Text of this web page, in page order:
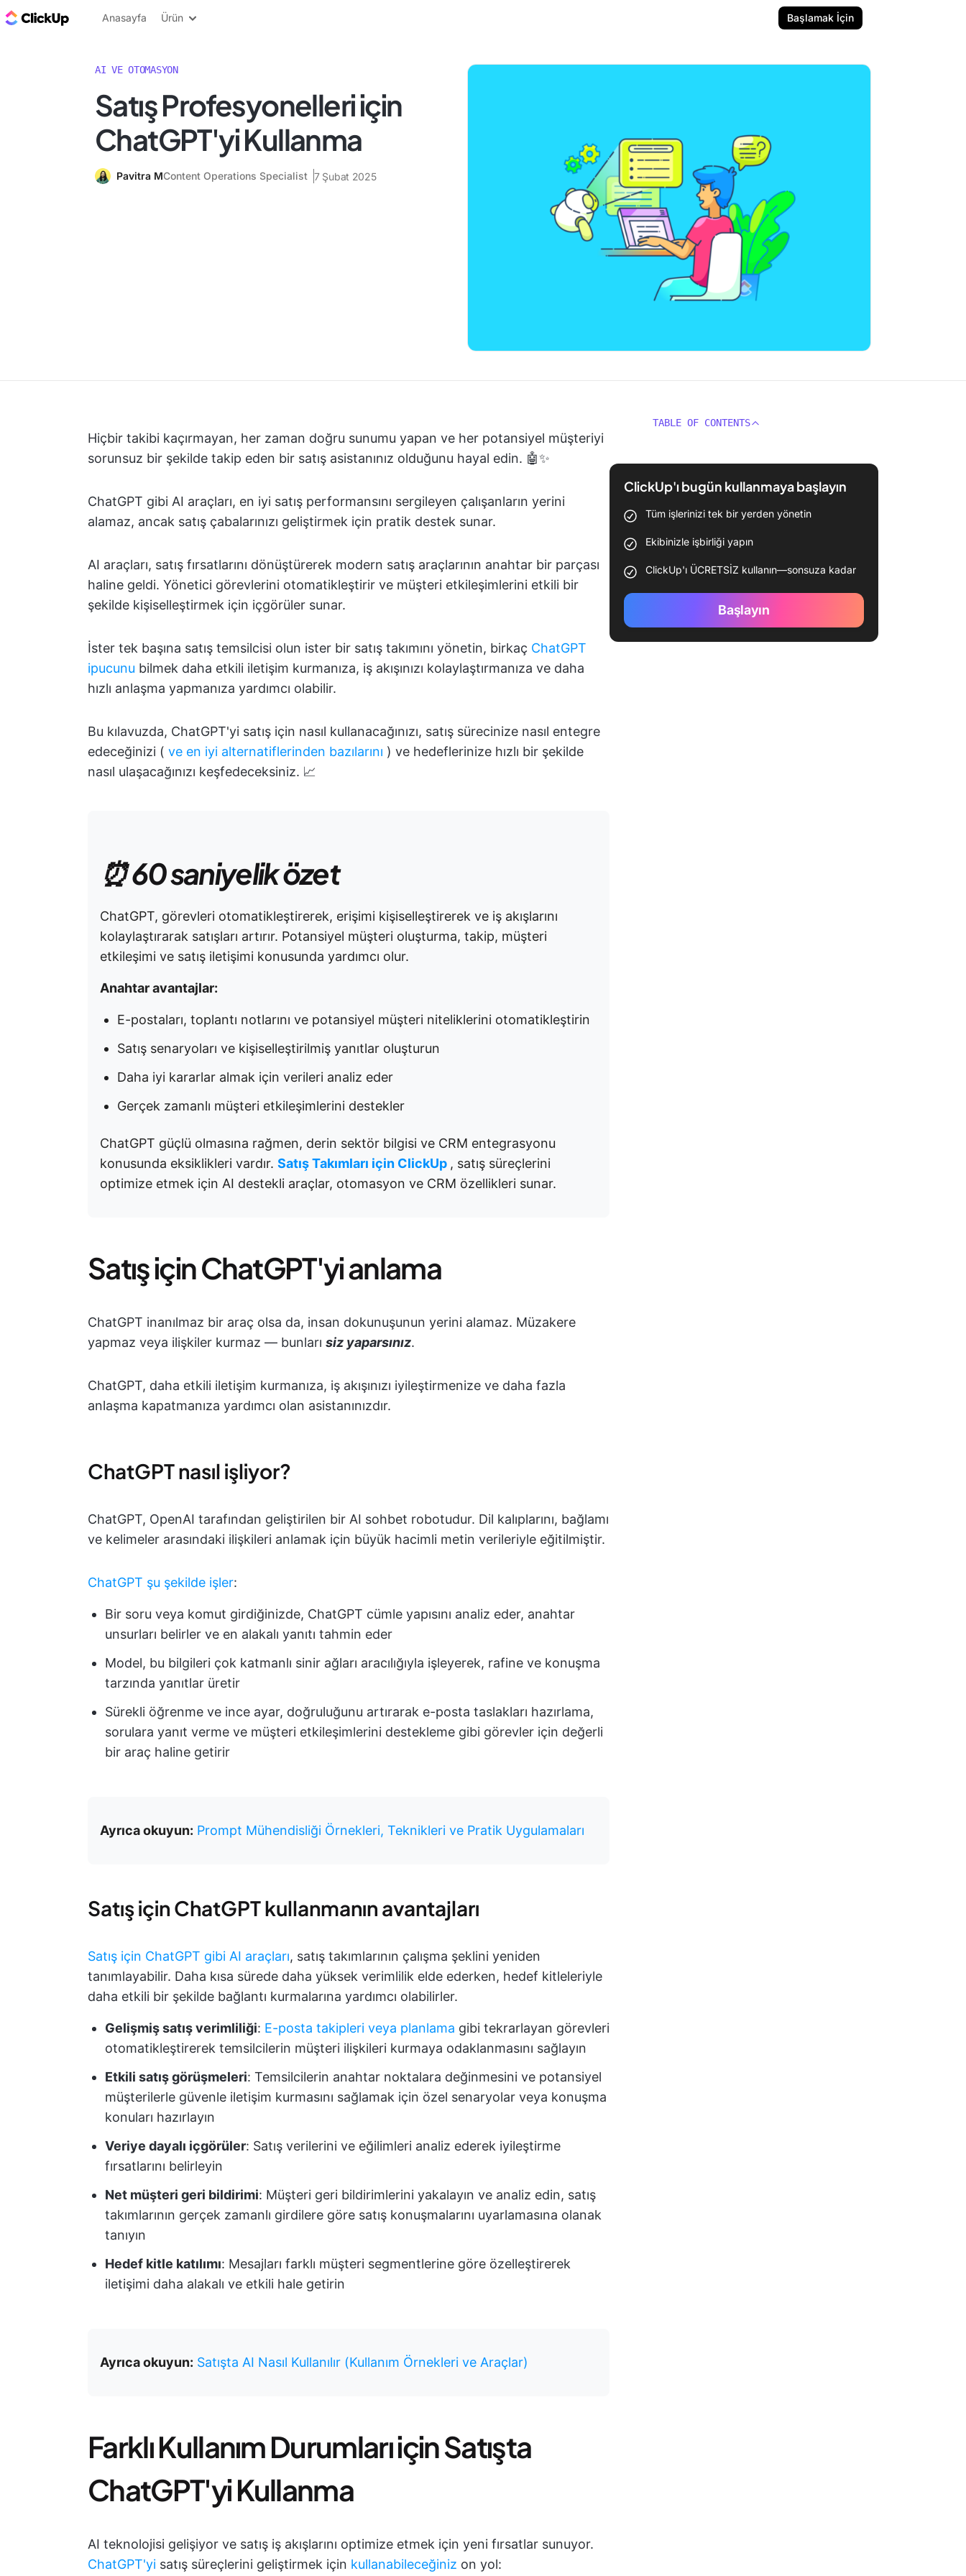
ClickUp Blog
Anasayfa Ürün Başlamak İçin
AI VE OTOMASYON
Satış Profesyonelleri için
ChatGPT'yi Kullanma
Pavitra MContent Operations Specialist 7 Şubat 2025
Hiçbir takibi kaçırmayan, her zaman doğru sunumu yapan ve her potansiyel müşteriyi
sorunsuz bir şekilde takip eden bir satış asistanınız olduğunu hayal edin. 🤖✨
ChatGPT gibi AI araçları, en iyi satış performansını sergileyen çalışanların yerini
alamaz, ancak satış çabalarınızı geliştirmek için pratik destek sunar.
AI araçları, satış fırsatlarını dönüştürerek modern satış araçlarının anahtar bir parçası
haline geldi. Yönetici görevlerini otomatikleştirir ve müşteri etkileşimlerini etkili bir
şekilde kişiselleştirmek için içgörüler sunar.
İster tek başına satış temsilcisi olun ister bir satış takımını yönetin, birkaç ChatGPT
ipucunu bilmek daha etkili iletişim kurmanıza, iş akışınızı kolaylaştırmanıza ve daha
hızlı anlaşma yapmanıza yardımcı olabilir.
Bu kılavuzda, ChatGPT'yi satış için nasıl kullanacağınızı, satış sürecinize nasıl entegre
edeceğinizi ( ve en iyi alternatiflerinden bazılarını ) ve hedeflerinize hızlı bir şekilde
nasıl ulaşacağınızı keşfedeceksiniz. 📈
⏰ 60 saniyelik özet
ChatGPT, görevleri otomatikleştirerek, erişimi kişiselleştirerek ve iş akışlarını
kolaylaştırarak satışları artırır. Potansiyel müşteri oluşturma, takip, müşteri
etkileşimi ve satış iletişimi konusunda yardımcı olur.
Anahtar avantajlar:
E-postaları, toplantı notlarını ve potansiyel müşteri niteliklerini otomatikleştirin
Satış senaryoları ve kişiselleştirilmiş yanıtlar oluşturun
Daha iyi kararlar almak için verileri analiz eder
Gerçek zamanlı müşteri etkileşimlerini destekler
ChatGPT güçlü olmasına rağmen, derin sektör bilgisi ve CRM entegrasyonu
konusunda eksiklikleri vardır. Satış Takımları için ClickUp , satış süreçlerini
optimize etmek için AI destekli araçlar, otomasyon ve CRM özellikleri sunar.
Satış için ChatGPT'yi anlama
ChatGPT inanılmaz bir araç olsa da, insan dokunuşunun yerini alamaz. Müzakere
yapmaz veya ilişkiler kurmaz — bunları siz yaparsınız.
ChatGPT, daha etkili iletişim kurmanıza, iş akışınızı iyileştirmenize ve daha fazla
anlaşma kapatmanıza yardımcı olan asistanınızdır.
ChatGPT nasıl işliyor?
ChatGPT, OpenAI tarafından geliştirilen bir AI sohbet robotudur. Dil kalıplarını, bağlamı
ve kelimeler arasındaki ilişkileri anlamak için büyük hacimli metin verileriyle eğitilmiştir.
ChatGPT şu şekilde işler:
Bir soru veya komut girdiğinizde, ChatGPT cümle yapısını analiz eder, anahtar
unsurları belirler ve en alakalı yanıtı tahmin eder
Model, bu bilgileri çok katmanlı sinir ağları aracılığıyla işleyerek, rafine ve konuşma
tarzında yanıtlar üretir
Sürekli öğrenme ve ince ayar, doğruluğunu artırarak e-posta taslakları hazırlama,
sorulara yanıt verme ve müşteri etkileşimlerini destekleme gibi görevler için değerli
bir araç haline getirir
Ayrıca okuyun: Prompt Mühendisliği Örnekleri, Teknikleri ve Pratik Uygulamaları
Satış için ChatGPT kullanmanın avantajları
Satış için ChatGPT gibi AI araçları, satış takımlarının çalışma şeklini yeniden
tanımlayabilir. Daha kısa sürede daha yüksek verimlilik elde ederken, hedef kitleleriyle
daha etkili bir şekilde bağlantı kurmalarına yardımcı olabilirler.
Gelişmiş satış verimliliği: E-posta takipleri veya planlama gibi tekrarlayan görevleri
otomatikleştirerek temsilcilerin müşteri ilişkileri kurmaya odaklanmasını sağlayın
Etkili satış görüşmeleri: Temsilcilerin anahtar noktalara değinmesini ve potansiyel
müşterilerle güvenle iletişim kurmasını sağlamak için özel senaryolar veya konuşma
konuları hazırlayın
Veriye dayalı içgörüler: Satış verilerini ve eğilimleri analiz ederek iyileştirme
fırsatlarını belirleyin
Net müşteri geri bildirimi: Müşteri geri bildirimlerini yakalayın ve analiz edin, satış
takımlarının gerçek zamanlı girdilere göre satış konuşmalarını uyarlamasına olanak
tanıyın
Hedef kitle katılımı: Mesajları farklı müşteri segmentlerine göre özelleştirerek
iletişimi daha alakalı ve etkili hale getirin
Ayrıca okuyun: Satışta AI Nasıl Kullanılır (Kullanım Örnekleri ve Araçlar)
Farklı Kullanım Durumları için Satışta
ChatGPT'yi Kullanma
AI teknolojisi gelişiyor ve satış iş akışlarını optimize etmek için yeni fırsatlar sunuyor.
ChatGPT'yi satış süreçlerini geliştirmek için kullanabileceğiniz on yol:
TABLE OF CONTENTS
ClickUp'ı bugün kullanmaya başlayın
Tüm işlerinizi tek bir yerden yönetin
Ekibinizle işbirliği yapın
ClickUp'ı ÜCRETSİZ kullanın—sonsuza kadar
Başlayın